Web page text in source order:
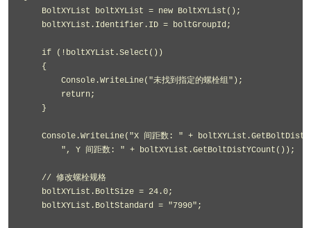
    BoltXYList boltXYList = new BoltXYList();
    boltXYList.Identifier.ID = boltGroupId;
    if (!boltXYList.Select())
    {
        Console.WriteLine("未找到指定的螺栓组");
        return;
    }
Console.WriteLine("X 间距数: " +
        ", Y 间距数: " + boltXYList.GetBoltDistYCount());
    // 修改螺栓规格
    boltXYList.BoltSize = 24.0;
    boltXYList.BoltStandard = "7990";